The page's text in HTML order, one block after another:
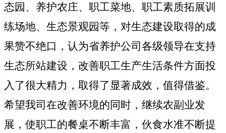
态园、养护农庄、职工菜地、职工素质拓展训
练场地、生态景观园等，对生态建设取得的成
果赞不绝口，认为省养护公司各级领导在支持
生态所站建设，改善职工生产生活条件方面投
入了很大精力，取得了显著成效，值得借鉴。
希望我司在改善环境的同时，继续农副业发
展，使职工的餐桌不断丰富，伙食水准不断提